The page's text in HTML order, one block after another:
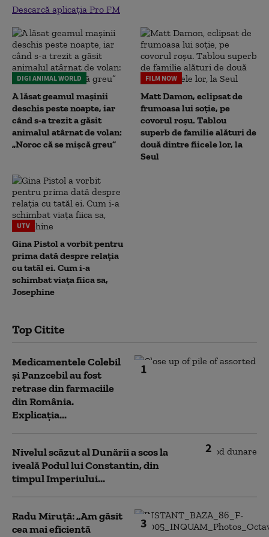
Descarcă aplicația Pro FM
DIGI ANIMAL WORLD
A lăsat geamul mașinii
deschis peste noapte, iar
când s-a trezit a găsit
animalul atârnat de volan:
„Noroc că se mișcă greu”
FILM NOW
Matt Damon, eclipsat de
frumoasa lui soție, pe
covorul roșu. Tablou
superb de familie alături de
două dintre fiicele lor, la
Seul
UTV
Gina Pistol a vorbit pentru
prima dată despre relația
cu tatăl ei. Cum i-a
schimbat viața fiica sa,
Josephine
Top Citite
1
Medicamentele Colebil
și Panzcebil au fost
retrase din farmaciile
din România.
Explicația...
2
Nivelul scăzut al Dunării a scos la
iveală Podul lui Constantin, din
timpul Imperiului...
3
Radu Miruță: „Am găsit
cea mai eficientă